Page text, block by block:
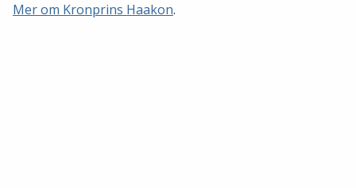
Mer om Kronprins Haakon.